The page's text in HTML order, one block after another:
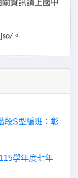
資訊請上國中
。
段S型編班：彰
學年度七年